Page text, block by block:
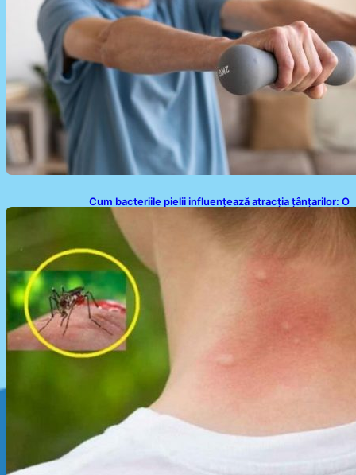
Cum bacteriile pielii influențează atracția țânțarilor: O
nouă viziune asupra alegerii victimelor